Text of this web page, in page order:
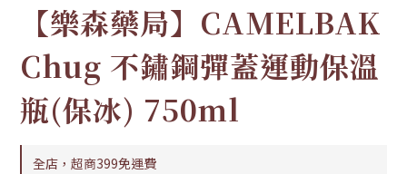
【樂森藥局】CAMELBAK
Chug 不鏽鋼彈蓋運動保溫
瓶(保冰) 750ml
全店，超商399免運費